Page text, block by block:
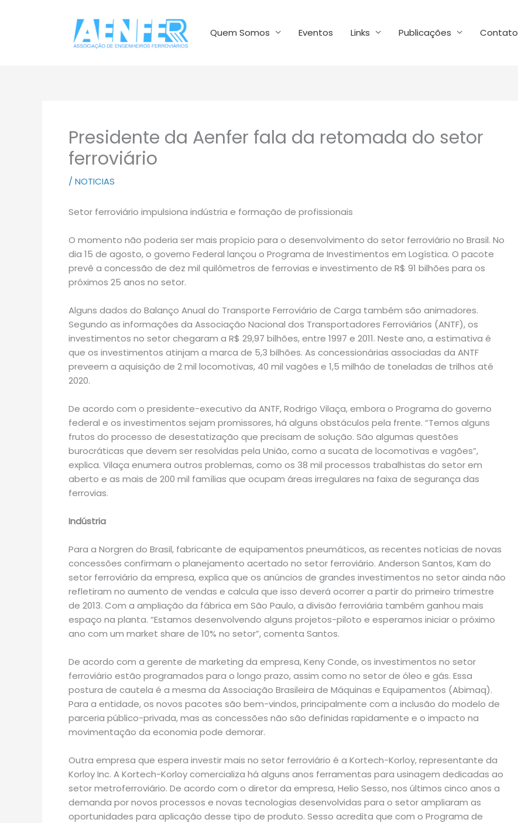
Quem Somos Eventos Links Publicações Contato
Presidente da Aenfer fala da retomada do setor
ferroviário
/ NOTICIAS
Setor ferroviário impulsiona indústria e formação de profissionais
O momento não poderia ser mais propício para o desenvolvimento do setor ferroviário no Brasil. No
dia 15 de agosto, o governo Federal lançou o Programa de Investimentos em Logística. O pacote
prevê a concessão de dez mil quilômetros de ferrovias e investimento de R$ 91 bilhões para os
próximos 25 anos no setor.
Alguns dados do Balanço Anual do Transporte Ferroviário de Carga também são animadores.
Segundo as informações da Associação Nacional dos Transportadores Ferroviários (ANTF), os
investimentos no setor chegaram a R$ 29,97 bilhões, entre 1997 e 2011. Neste ano, a estimativa é
que os investimentos atinjam a marca de 5,3 bilhões. As concessionárias associadas da ANTF
preveem a aquisição de 2 mil locomotivas, 40 mil vagões e 1,5 milhão de toneladas de trilhos até
2020.
De acordo com o presidente-executivo da ANTF, Rodrigo Vilaça, embora o Programa do governo
federal e os investimentos sejam promissores, há alguns obstáculos pela frente. “Temos alguns
frutos do processo de desestatização que precisam de solução. São algumas questões
burocráticas que devem ser resolvidas pela União, como a sucata de locomotivas e vagões”,
explica. Vilaça enumera outros problemas, como os 38 mil processos trabalhistas do setor em
aberto e as mais de 200 mil famílias que ocupam áreas irregulares na faixa de segurança das
ferrovias.
Indústria
Para a Norgren do Brasil, fabricante de equipamentos pneumáticos, as recentes notícias de novas
concessões confirmam o planejamento acertado no setor ferroviário. Anderson Santos, Kam do
setor ferroviário da empresa, explica que os anúncios de grandes investimentos no setor ainda não
refletiram no aumento de vendas e calcula que isso deverá ocorrer a partir do primeiro trimestre
de 2013. Com a ampliação da fábrica em São Paulo, a divisão ferroviária também ganhou mais
espaço na planta. “Estamos desenvolvendo alguns projetos-piloto e esperamos iniciar o próximo
ano com um market share de 10% no setor”, comenta Santos.
De acordo com a gerente de marketing da empresa, Keny Conde, os investimentos no setor
ferroviário estão programados para o longo prazo, assim como no setor de óleo e gás. Essa
postura de cautela é a mesma da Associação Brasileira de Máquinas e Equipamentos (Abimaq).
Para a entidade, os novos pacotes são bem-vindos, principalmente com a inclusão do modelo de
parceria público-privada, mas as concessões não são definidas rapidamente e o impacto na
movimentação da economia pode demorar.
Outra empresa que espera investir mais no setor ferroviário é a Kortech-Korloy, representante da
Korloy Inc. A Kortech-Korloy comercializa há alguns anos ferramentas para usinagem dedicadas ao
setor metroferroviário. De acordo com o diretor da empresa, Helio Sesso, nos últimos cinco anos a
demanda por novos processos e novas tecnologias desenvolvidas para o setor ampliaram as
oportunidades para aplicação desse tipo de produto. Sesso acredita que com o Programa de